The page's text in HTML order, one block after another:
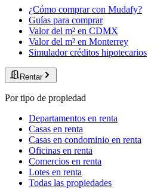
¿Cómo comprar con Mudafy?
Guías para comprar
Valor del m² en CDMX
Valor del m² en Monterrey
Simulador créditos hipotecarios
Rentar
Por tipo de propiedad
Departamentos en renta
Casas en renta
Casas en condominio en renta
Oficinas en renta
Comercios en renta
Lotes en renta
Todas las propiedades